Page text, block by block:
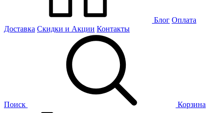
Блог Оплата
Доставка Скидки и Акции Контакты
Поиск Корзина